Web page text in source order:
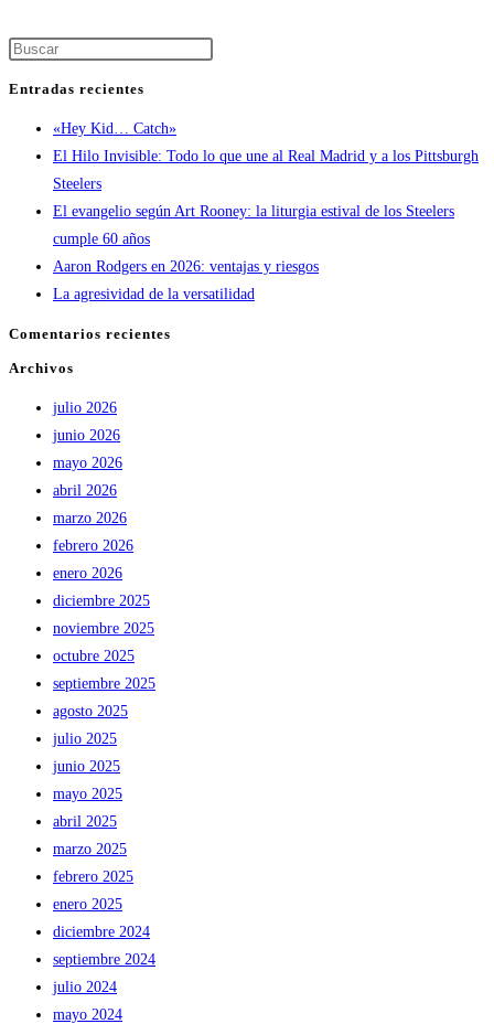
Kevin
el
de
Entradas recientes
«Hey Kid… Catch»
El Hilo Invisible: Todo lo que une al Real Madrid y a los Pittsburgh
Steelers
El evangelio según Art Rooney: la liturgia estival de los Steelers
cumple 60 años
Aaron Rodgers en 2026: ventajas y riesgos
La agresividad de la versatilidad
Comentarios recientes
Archivos
julio 2026
junio 2026
mayo 2026
abril 2026
marzo 2026
febrero 2026
enero 2026
diciembre 2025
noviembre 2025
octubre 2025
septiembre 2025
agosto 2025
julio 2025
junio 2025
mayo 2025
abril 2025
marzo 2025
febrero 2025
enero 2025
diciembre 2024
septiembre 2024
julio 2024
mayo 2024